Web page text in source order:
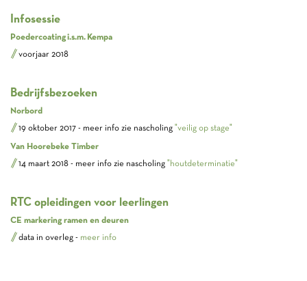
Infosessie
Poedercoating i.s.m. Kempa
voorjaar 2018
Bedrijfsbezoeken
Norbord
19 oktober 2017 - meer info zie nascholing "veilig op stage"
Van Hoorebeke Timber
14 maart 2018 - meer info zie nascholing "houtdeterminatie"
RTC opleidingen voor leerlingen
CE markering ramen en deuren
data in overleg - meer info